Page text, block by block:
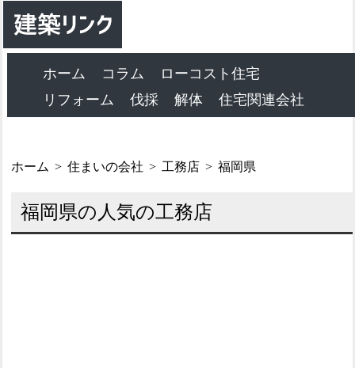
ホーム コラム
ローコスト住宅
リフォーム
伐採 解体 住宅関連会社
ホーム 住まいの会社 工務店 福岡県
福岡県の人気の工務店